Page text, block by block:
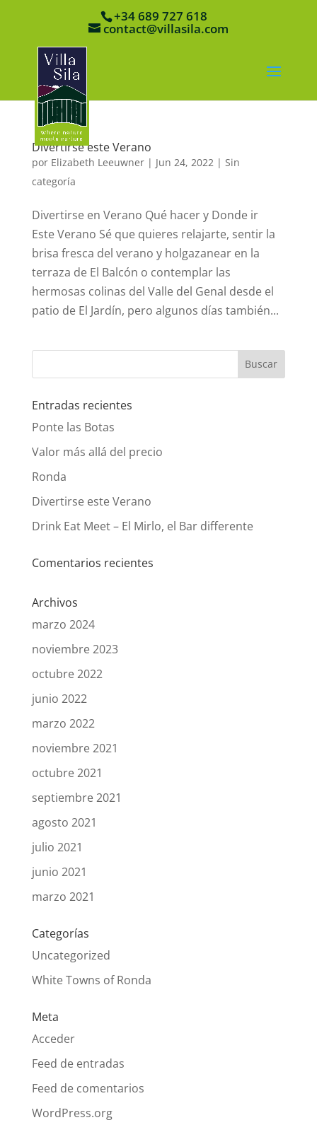
+34 689 727 618
contact@villasila.com
Divertirse este Verano
por Elizabeth Leeuwner| Jun 24, 2022 | Sin
categoría
Divertirse en Verano Qué hacer y Donde ir
Este Verano Sé que quieres relajarte, sentir la
brisa fresca del verano y holgazanear en la
terraza de El Balcón o contemplar las
hermosas colinas del Valle del Genal desde el
patio de El Jardín, pero algunos días también...
Entradas recientes
Ponte las Botas
Valor más allá del precio
Ronda
Divertirse este Verano
Drink Eat Meet – El Mirlo, el Bar differente
Comentarios recientes
Archivos
marzo 2024
noviembre 2023
octubre 2022
junio 2022
marzo 2022
noviembre 2021
octubre 2021
septiembre 2021
agosto 2021
julio 2021
junio 2021
marzo 2021
Categorías
Uncategorized
White Towns of Ronda
Meta
Acceder
Feed de entradas
Feed de comentarios
WordPress.org